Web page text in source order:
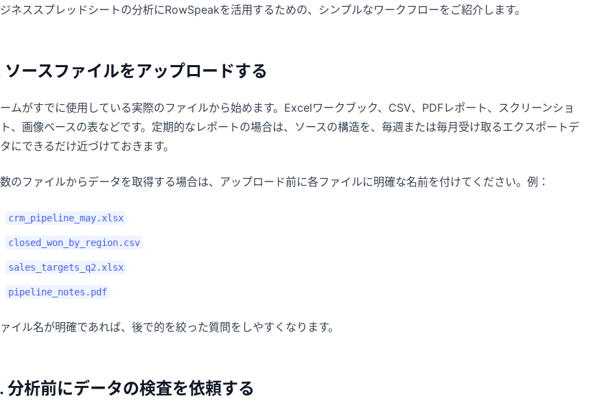
ネススプレッドシートの分析にRowSpeakを活用するための、シンプルなワークフローをご紹介します。
ソースファイルをアップロードする
ムがすでに使用している実際のファイルから始めます。Excelワークブック、CSV、PDFレポート、スクリーンショ
、画像ベースの表などです。定期的なレポートの場合は、ソースの構造を、毎週または毎月受け取るエクスポートデ
にできるだけ近づけておきます。
のファイルからデータを取得する場合は、アップロード前に各ファイルに明確な名前を付けてください。例：
crm_pipeline_may.xlsx
closed_won_by_region.csv
sales_targets_q2.xlsx
pipeline_notes.pdf
イル名が明確であれば、後で的を絞った質問をしやすくなります。
分析前にデータの検査を依頼する